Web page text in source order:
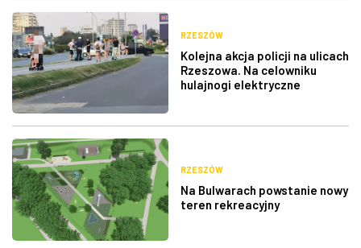
RZESZÓW
Kolejna akcja policji na ulicach
Rzeszowa. Na celowniku
hulajnogi elektryczne
RZESZÓW
Na Bulwarach powstanie nowy
teren rekreacyjny